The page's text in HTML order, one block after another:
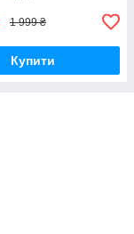
1 999 ₴
Купити